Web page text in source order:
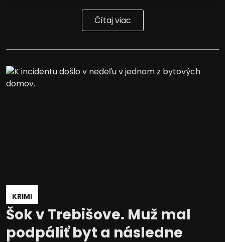
Čítaj viac
KRIMI
Šok v Trebišove. Muž mal
podpáliť byt a následne